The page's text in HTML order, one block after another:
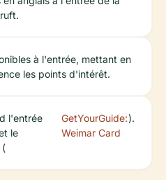
à l'entrée, mettant en
les points d'intérêt.
l'entrée
le
(
GetYourGuide:
Weimar Card
).